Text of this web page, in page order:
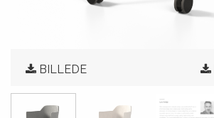
BILLEDE